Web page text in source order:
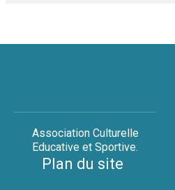
Association Culturelle
Educative et Sportive.
Plan du site